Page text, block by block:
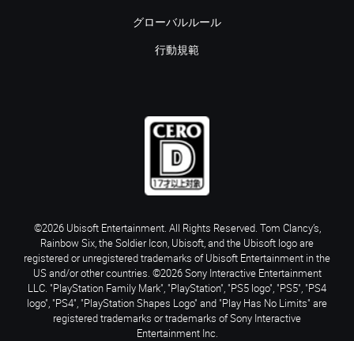
グローバルルール
行動規範
©2026 Ubisoft Entertainment. All Rights Reserved. Tom Clancy’s,
Rainbow Six, the Soldier Icon, Ubisoft, and the Ubisoft logo are
registered or unregistered trademarks of Ubisoft Entertainment in the
US and/or other countries. ©2026 Sony Interactive Entertainment
LLC. "PlayStation Family Mark", "PlayStation", "PS5 logo", "PS5", "PS4
logo", "PS4", "PlayStation Shapes Logo" and "Play Has No Limits" are
registered trademarks or trademarks of Sony Interactive
Entertainment Inc.